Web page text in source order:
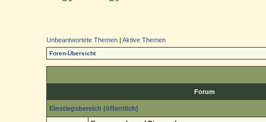
Unbeantwortete Themen |Aktive Themen
Foren-Übersicht
Forum
Einstiegsbereich (öffentlich)